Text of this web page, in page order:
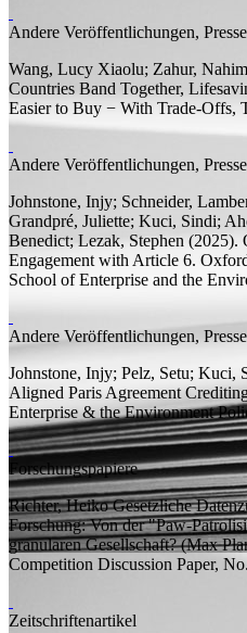
Andere Veröffentlichungen,
Wang, Lucy Xiaolu; Zahur,
Countries Band Together,
Easier to Buy − With Trade-Offs,
Andere Veröffentlichungen,
Johnstone, Injy; Schneider,
Grandpré, Juliette; Kuci, Sindi;
Benedict; Lezak, Stephen (2025).
Engagement with Article 6.
School of Enterprise and the
Andere Veröffentlichungen,
Johnstone, Injy; Pelz, Setu; Kuci,
Aligned Paris Agreement
Enterprise & the Environment
Forschungspapiere
Richter, Heiko Gesetzliche
Forschung: Von der "Paw-
granularen Gesellschaft?(Max
Competition Discussion Paper,
Zeitschriftenartikel